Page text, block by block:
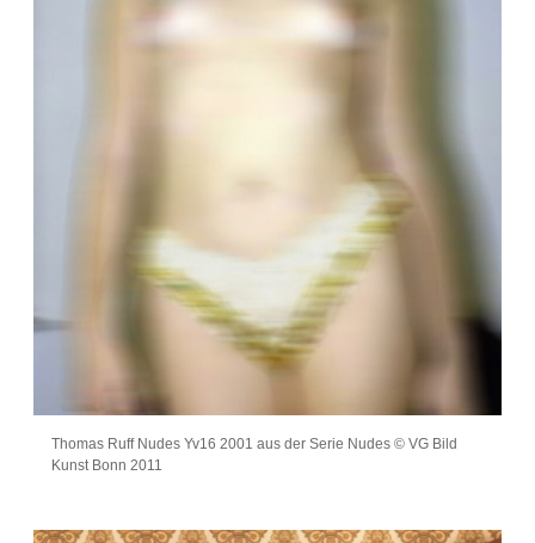
Thomas Ruff Nudes Yv16 2001 aus der Serie Nudes © VG Bild
Kunst Bonn 2011